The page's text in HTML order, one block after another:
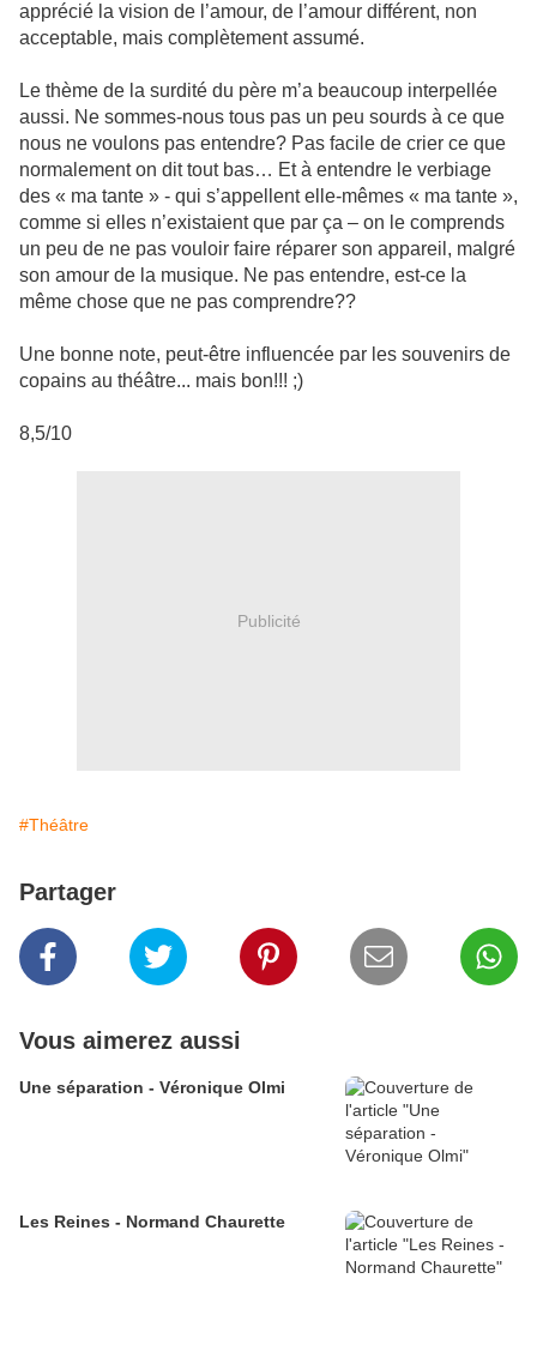
apprécié la vision de l’amour, de l’amour différent, non
acceptable, mais complètement assumé.
Le thème de la surdité du père m’a beaucoup interpellée
aussi. Ne sommes-nous tous pas un peu sourds à ce que
nous ne voulons pas entendre? Pas facile de crier ce que
normalement on dit tout bas… Et à entendre le verbiage
des « ma tante » - qui s’appellent elle-mêmes « ma tante »,
comme si elles n’existaient que par ça – on le comprends
un peu de ne pas vouloir faire réparer son appareil, malgré
son amour de la musique. Ne pas entendre, est-ce la
même chose que ne pas comprendre??
Une bonne note, peut-être influencée par les souvenirs de
copains au théâtre... mais bon!!! ;)
8,5/10
Publicité
#Théâtre
Partager
Vous aimerez aussi
Une séparation - Véronique Olmi
Les Reines - Normand Chaurette